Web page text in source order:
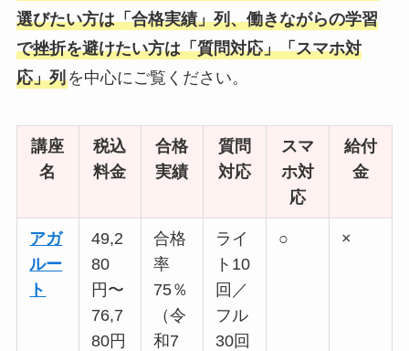
選びたい方は「合格実績」列、働きながらの学習
で挫折を避けたい方は「質問対応」「スマホ対
応」列を中心にご覧ください。
講座
名
税込
料金
合格
実績
質問
対応
スマ
ホ対
応
給付
金
アガ
ルー
ト
49,2
80
円〜
76,7
80円
合格
率
75％
（令
和7
ライ
ト10
回／
フル
30回
○ ×